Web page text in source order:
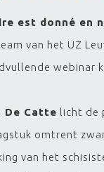
est donné en
van het UZ
webinar
De Catte licht de
omtrent
van het